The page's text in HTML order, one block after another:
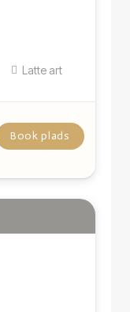
Latte art
Book plads